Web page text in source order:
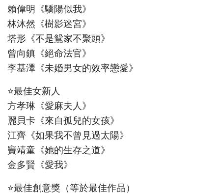
賴偉明《驕陽似我》
林沐然《樹影迷宮》
塔形《不是鴛家不聚頭》
曾向鎮《絕命法官》
李基澤《未婚男女的效率戀愛》
⭐最佳女新人
方孝琳《愛麻夫人》
麗貝卡《來自孤兒的女孩》
江齊《如果我不曾見過太陽》
竇靖童《她的生存之道》
金多賢《愛我》
⭐最佳創意獎（等於最佳作品）